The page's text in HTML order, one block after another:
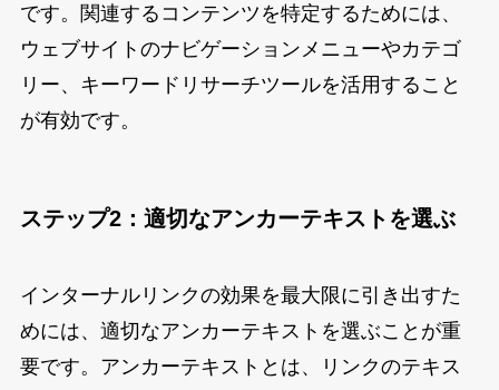
です。関連するコンテンツを特定するためには、
ウェブサイトのナビゲーションメニューやカテゴ
リー、キーワードリサーチツールを活用すること
が有効です。
ステップ2：適切なアンカーテキストを選ぶ
インターナルリンクの効果を最大限に引き出すた
めには、適切なアンカーテキストを選ぶことが重
要です。アンカーテキストとは、リンクのテキス